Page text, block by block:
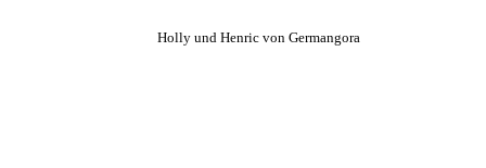
Holly und Henric von Germangora